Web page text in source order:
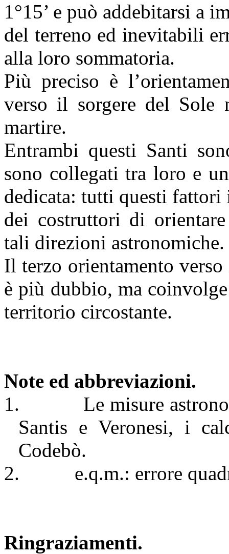
1°15’ e può addebitarsi a
del terreno ed inevitabili
alla loro sommatoria.
Più preciso è
verso il sorgere del Sole
martire.
Entrambi questi Santi
sono collegati tra loro e
dedicata: tutti questi fattori
dei costruttori di
tali direzioni astronomiche.
Il terzo orientamento
è più dubbio, ma
territorio circostante.
Note ed abbreviazioni.
1.
Le misure
Santis e Veronesi, i
Codebò.
2.
e.q.m.: errore
Ringraziamenti.